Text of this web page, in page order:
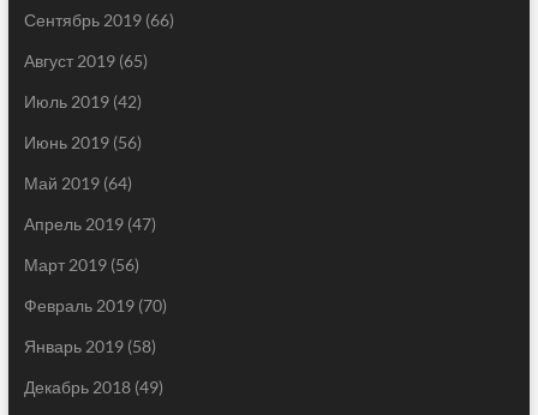
Сентябрь 2019(66)
Август 2019(65)
Июль 2019(42)
Июнь 2019(56)
Май 2019(64)
Апрель 2019(47)
Март 2019(56)
Февраль 2019(70)
Январь 2019(58)
Декабрь 2018(49)